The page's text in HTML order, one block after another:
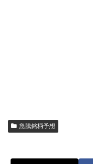
急騰銘柄予想